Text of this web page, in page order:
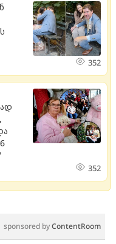
352
352
sponsored byContentRoom